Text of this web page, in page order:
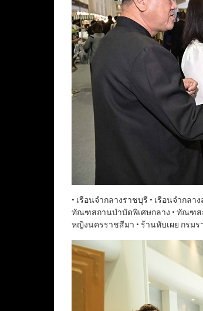
• เรือนจำกลางราชบุรี • เรือนจำกล
ทัณฑสถานบำบัดพิเศษกลาง • ทัณฑส
หญิงนครราชสีมา • ร้านหับเผย กร